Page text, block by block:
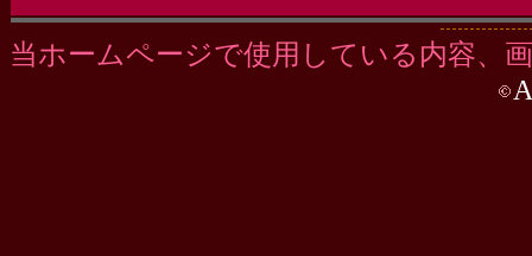
当ホームページで使用している内容、